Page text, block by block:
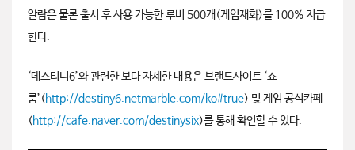
알람은 물론 출시 후 사용 가능한 루비 500개(게임재화)를 100% 지급
한다.
‘데스티니6’와 관련한 보다 자세한 내용은 브랜드사이트 ‘쇼
룸’(http://destiny6.netmarble.com/ko#true) 및 게임 공식카페
(http://cafe.naver.com/destinysix)를 통해 확인할 수 있다.